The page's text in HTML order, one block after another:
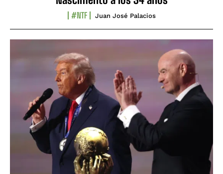
#NTF Juan José Palacios